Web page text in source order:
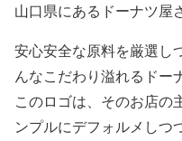
山口県にあるドーナツ屋
安心安全な原料を厳選し
んなこだわり溢れるドー
このロゴは、そのお店の
ンプルにデフォルメしつ